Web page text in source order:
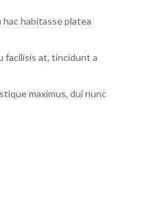
habitasse platea
facilisis at, tincidunt a
maximus, dui nunc